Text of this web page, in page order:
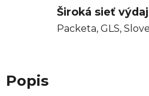
Široká sieť
Packeta, GLS,
Popis